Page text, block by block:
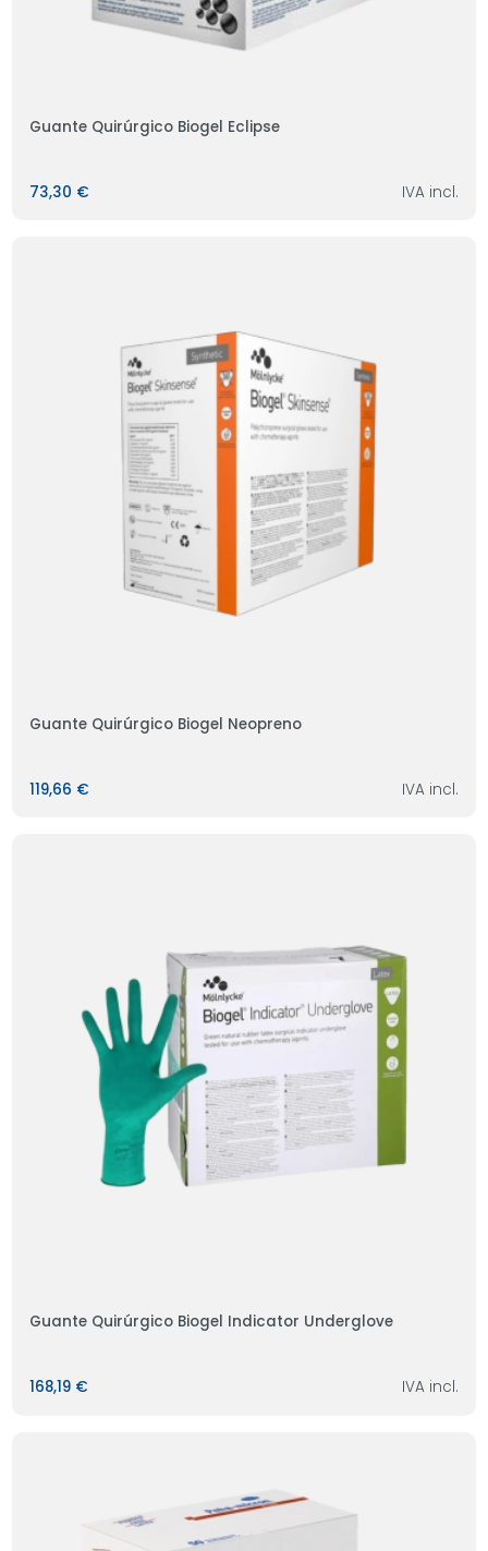
Guante Quirúrgico Biogel Eclipse
73,30 € IVA incl.
Guante Quirúrgico Biogel Neopreno
119,66 € IVA incl.
Guante Quirúrgico Biogel Indicator Underglove
168,19 € IVA incl.